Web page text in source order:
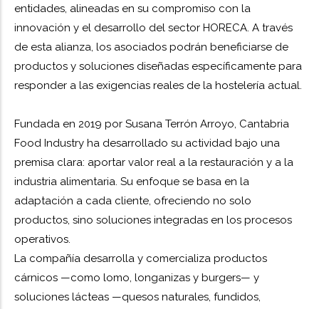
entidades, alineadas en su compromiso con la
innovación y el desarrollo del sector HORECA. A través
de esta alianza, los asociados podrán beneficiarse de
productos y soluciones diseñadas específicamente para
responder a las exigencias reales de la hostelería actual.
Fundada en 2019 por Susana Terrón Arroyo, Cantabria
Food Industry ha desarrollado su actividad bajo una
premisa clara: aportar valor real a la restauración y a la
industria alimentaria. Su enfoque se basa en la
adaptación a cada cliente, ofreciendo no solo
productos, sino soluciones integradas en los procesos
operativos.
La compañía desarrolla y comercializa productos
cárnicos —como lomo, longanizas y burgers— y
soluciones lácteas —quesos naturales, fundidos,